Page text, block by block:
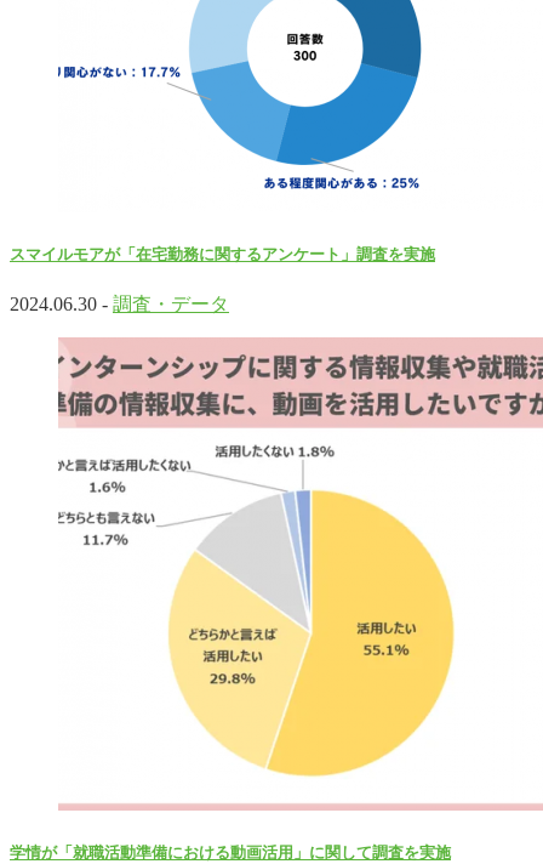
スマイルモアが「在宅勤務に関するアンケート」調査を実施
2024.06.30 - 調査・データ
学情が「就職活動準備における動画活用」に関して調査を実施